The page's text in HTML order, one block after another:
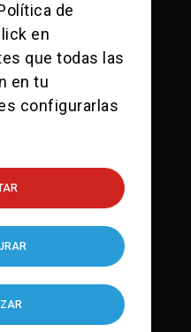
de
en
que todas las
en tu
configurarlas